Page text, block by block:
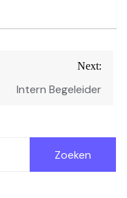
Next:
Intern Begeleider